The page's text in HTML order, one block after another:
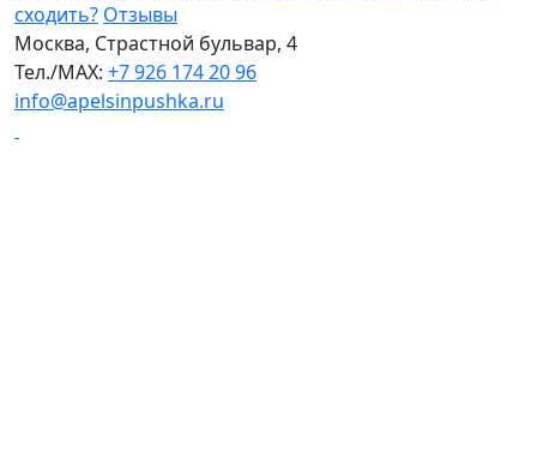
сходить? Отзывы
Москва, Страстной бульвар, 4
Тел./МАХ: +7 926 174 20 96
info@apelsinpushka.ru